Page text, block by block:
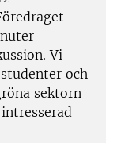
Vi
och
sektorn